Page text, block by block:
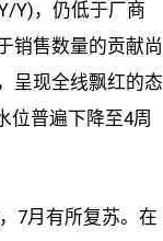
Y)，仍低于厂商
销售数量的贡献尚
呈现全线飘红的态
位普遍下降至4周
7月有所复苏。在